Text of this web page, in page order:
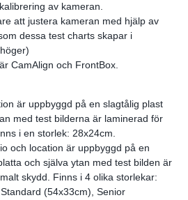
av kameran.
att justera kameran med hjälp av
dessa test charts skapar i
CamAlign och FrontBox.
är uppbyggd på en slagtålig plast
med test bilderna är laminerad för
i en storlek: 28x24cm.
och location är uppbyggd på en
och själva ytan med test bilden är
skydd. Finns i 4 olika storlekar:
(54x33cm), Senior